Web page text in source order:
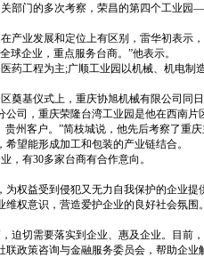
部门的多次考察，荣昌的第四个工业园
业发展和定位上有区别，雷华初表示
球企业，重点服务台商。”他表示。
工程为主;广顺工业园以机械、机电制
奠基仪式上，重庆协旭机械有限公司同
司，重庆荣隆台湾工业园是他在西南片
州客户。”简枝城说，他先后考察了重
望能形成加工和包装的产业链结合。
有30多家台商有合作意向。
权益受到侵犯又无力自我保护的企业
权意识，营造爱护企业的良好社会氛围
切需要落实到企业、惠及企业。目前
政策咨询与金融服务委员会，帮助企